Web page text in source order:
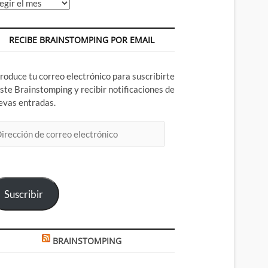
RECIBE BRAINSTOMPING POR EMAIL
tu correo electrónico para suscribirte
Brainstomping y recibir notificaciones de
entradas.
Suscribir
BRAINSTOMPING